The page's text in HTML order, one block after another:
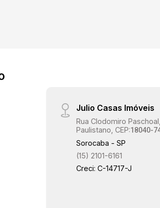
Julio Casas Imóveis
Rua Clodomiro
Paulistano, CEP:18040-
Sorocaba - SP
(15) 2101-6161
Creci: C-14717-J